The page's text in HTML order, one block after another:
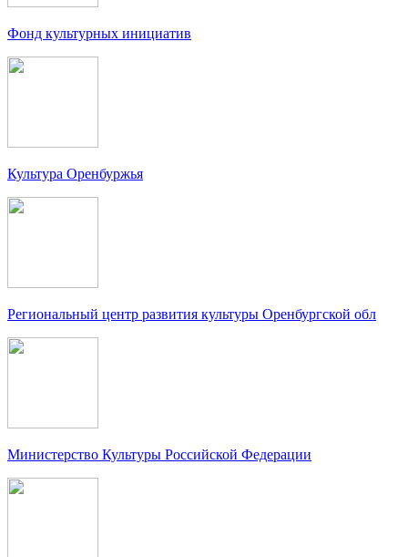
Фонд культурных инициатив
Культура Оренбуржья
Региональный центр развития культуры Оренбургской обл
Министерство Культуры Российской Федерации